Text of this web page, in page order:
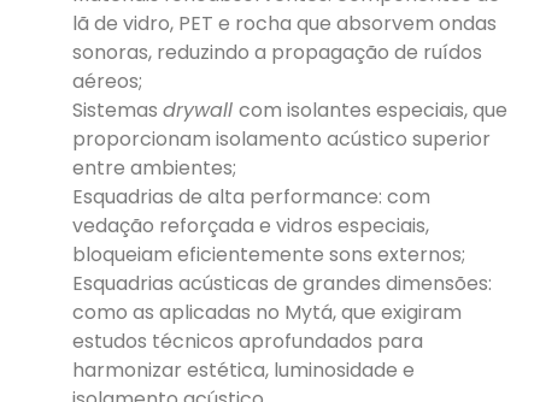
lã de vidro, PET e rocha que absorvem ondas
sonoras, reduzindo a propagação de ruídos
aéreos;
Sistemas drywall com isolantes especiais, que
proporcionam isolamento acústico superior
entre ambientes;
Esquadrias de alta performance: com
vedação reforçada e vidros especiais,
bloqueiam eficientemente sons externos;
Esquadrias acústicas de grandes dimensões:
como as aplicadas no Mytá, que exigiram
estudos técnicos aprofundados para
harmonizar estética, luminosidade e